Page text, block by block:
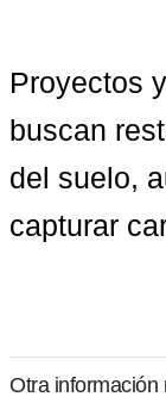
Proyectos
buscan
del suelo,
capturar
Otra información